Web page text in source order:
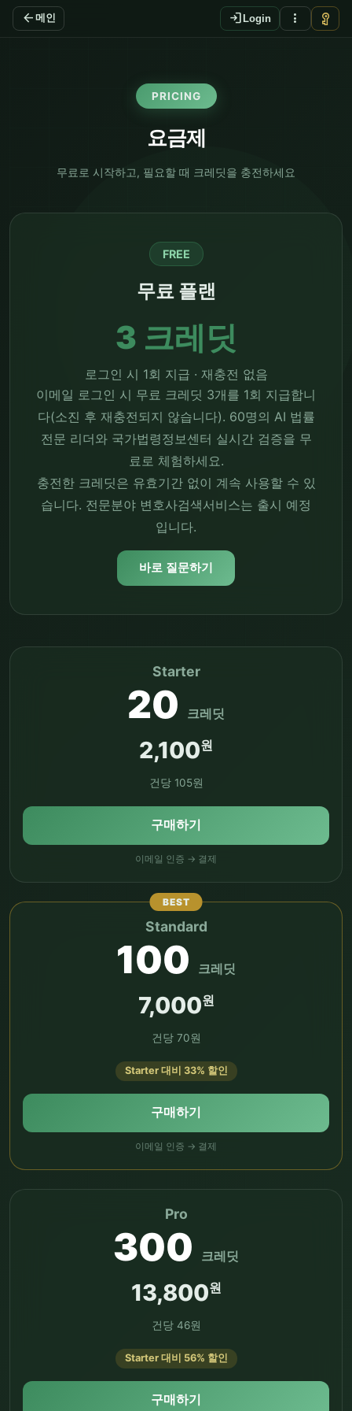
arrow_back 메인 login Login more_vert vpn_key
PRICING
요금제
무료로 시작하고, 필요할 때 크레딧을 충전하세요
FREE
무료 플랜
3 크레딧
로그인 시 1회 지급 · 재충전 없음
이메일 로그인 시 무료 크레딧 3개를 1회 지급합니
다(소진 후 재충전되지 않습니다). 60명의 AI 법률
전문 리더와 국가법령정보센터 실시간 검증을 무
료로 체험하세요.
충전한 크레딧은 유효기간 없이 계속 사용할 수 있
습니다. 전문분야 변호사검색서비스는 출시 예정
입니다.
바로 질문하기
Starter
20 크레딧
2,100원
건당 105원
구매하기
이메일 인증 → 결제
Standard
100 크레딧
7,000원
건당 70원
Starter 대비 33% 할인
구매하기
이메일 인증 → 결제
Pro
300 크레딧
13,800원
건당 46원
Starter 대비 56% 할인
구매하기